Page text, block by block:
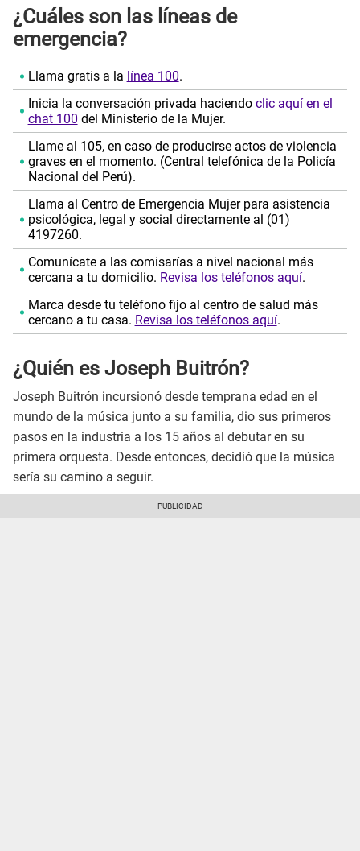
¿Cuáles son las líneas de
emergencia?
Llama gratis a la línea 100.
Inicia la conversación privada haciendo clic aquí en el
chat 100 del Ministerio de la Mujer.
Llame al 105, en caso de producirse actos de violencia
graves en el momento. (Central telefónica de la Policía
Nacional del Perú).
Llama al Centro de Emergencia Mujer para asistencia
psicológica, legal y social directamente al (01)
4197260.
Comunícate a las comisarías a nivel nacional más
cercana a tu domicilio. Revisa los teléfonos aquí.
Marca desde tu teléfono fijo al centro de salud más
cercano a tu casa. Revisa los teléfonos aquí.
¿Quién es Joseph Buitrón?
Joseph Buitrón incursionó desde temprana edad en el
mundo de la música junto a su familia, dio sus primeros
pasos en la industria a los 15 años al debutar en su
primera orquesta. Desde entonces, decidió que la música
sería su camino a seguir.